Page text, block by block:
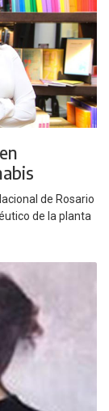
de Rosario
de la planta